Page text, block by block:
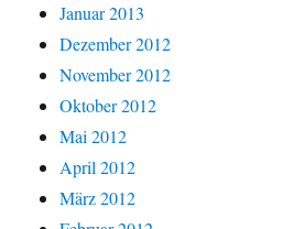
Januar 2013
Dezember 2012
November 2012
Oktober 2012
Mai 2012
April 2012
März 2012